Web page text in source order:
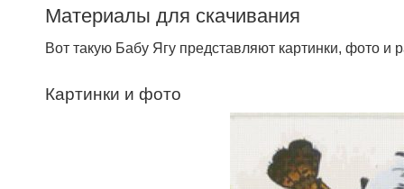
Материалы для скачивания
Вот такую Бабу Ягу представляют картинки, фото и
Картинки и фото